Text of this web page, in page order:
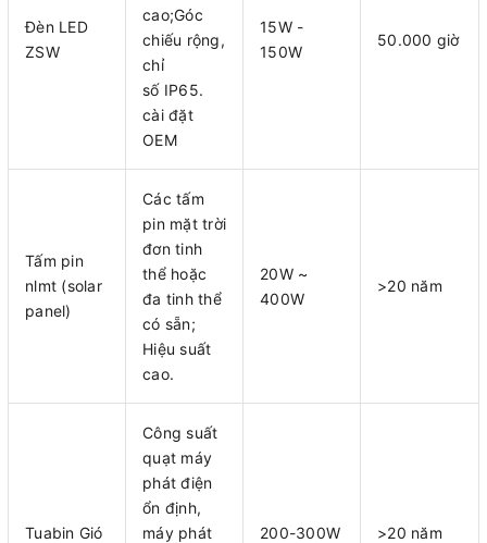
Đèn LED
ZSW
cao;Góc
chiếu rộng,
chỉ
số IP65.
cài đặt
OEM
15W -
150W
50.000 giờ
Tấm pin
nlmt (solar
panel)
Các tấm
pin mặt trời
đơn tinh
thể hoặc
đa tinh thể
có sẵn;
Hiệu suất
cao.
20W ~
400W
>20 năm
Tuabin Gió
Công suất
quạt máy
phát điện
ổn định,
máy phát
200-300W >20 năm